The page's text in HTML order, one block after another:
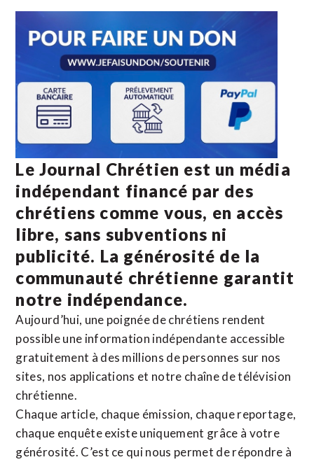
Le Journal Chrétien est un média
indépendant financé par des
chrétiens comme vous, en accès
libre, sans subventions ni
publicité. La générosité de la
communauté chrétienne garantit
notre indépendance.
Aujourd’hui, une poignée de chrétiens rendent
possible une information indépendante accessible
gratuitement à des millions de personnes sur nos
sites, nos applications et notre chaîne de télévision
chrétienne.
Chaque article, chaque émission, chaque reportage,
chaque enquête existe uniquement grâce à votre
générosité. C’est ce qui nous permet de répondre à